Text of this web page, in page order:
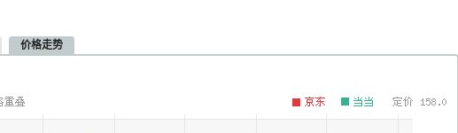
价格走势